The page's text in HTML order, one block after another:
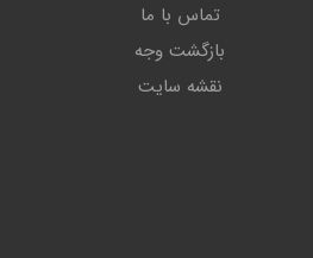
تماس با ما
بازگشت وجه
نقشه سایت